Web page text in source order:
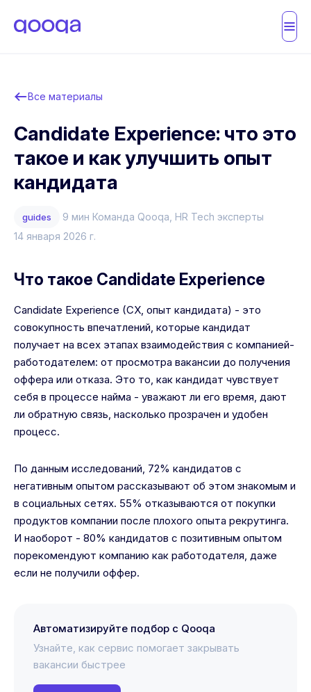
Все материалы
Candidate Experience: что это
такое и как улучшить опыт
кандидата
guides 9 мин Команда Qooqa , HR Tech эксперты
14 января 2026 г.
Что такое Candidate Experience
Candidate Experience (CX, опыт кандидата) - это
совокупность впечатлений, которые кандидат
получает на всех этапах взаимодействия с компанией-
работодателем: от просмотра вакансии до получения
оффера или отказа. Это то, как кандидат чувствует
себя в процессе найма - уважают ли его время, дают
ли обратную связь, насколько прозрачен и удобен
процесс.
По данным исследований, 72% кандидатов с
негативным опытом рассказывают об этом знакомым и
в социальных сетях. 55% отказываются от покупки
продуктов компании после плохого опыта рекрутинга.
И наоборот - 80% кандидатов с позитивным опытом
порекомендуют компанию как работодателя, даже
если не получили оффер.
Автоматизируйте подбор с Qooqa
Узнайте, как сервис помогает закрывать
вакансии быстрее